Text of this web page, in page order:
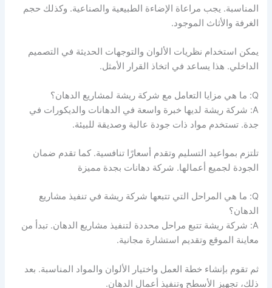
المناسبة. يجب مراعاة الإضاءة الطبيعية والصناعية. وكذلك حجم
الغرفة والأثاث الموجود.
يمكن استخدام نظريات الألوان والتوجهات الحديثة في التصميم
الداخلي. هذا يساعد في اتخاذ القرار الأمثل.
Q: ما هي مزايا التعامل مع شركة ريشة لمشاريع الدهان؟
A: شركة ريشة لديها خبرة واسعة في الدهانات والديكورات في
جدة. تستخدم مواد ذات جودة عالية وصديقة للبيئة.
تلتزم بمواعيد التسليم وتقدم أسعارًا تنافسية. كما تقدم ضمان
الجودة لجميع أعمالها. شركة دهانات بجدة مميزة
Q: ما هي المراحل التي تتبعها شركة ريشة في تنفيذ مشاريع
الدهان؟
A: شركة ريشة تتبع مراحل محددة لتنفيذ مشاريع الدهان. تبدأ من
معاينة الموقع وتقديم استشارة مجانية.
ثم تقوم بإنشاء خطة العمل واختيار الألوان والمواد المناسبة. بعد
ذلك، تجهيز الأسطح وتنفيذ أعمال الدهان.